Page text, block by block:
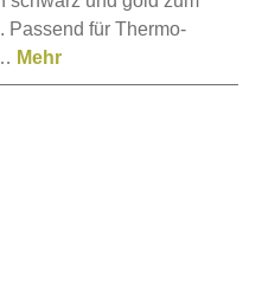
Passend für Thermo-
Mehr